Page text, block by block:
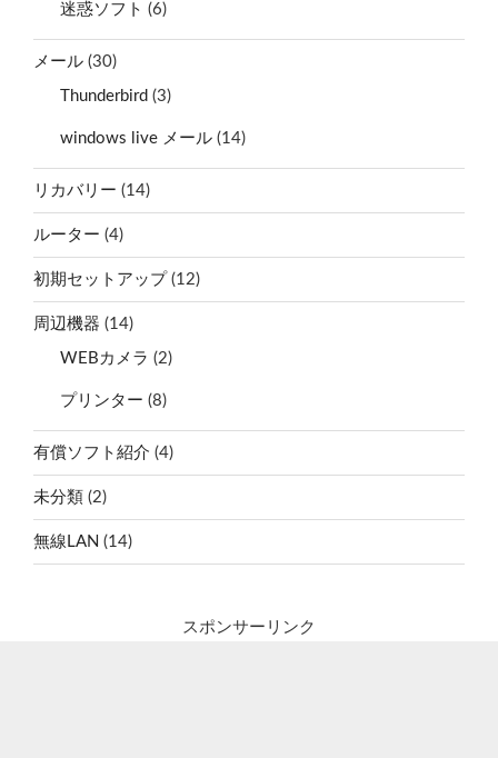
迷惑ソフト (6)
メール (30)
Thunderbird (3)
windows live メール (14)
リカバリー (14)
ルーター (4)
初期セットアップ (12)
周辺機器 (14)
WEBカメラ (2)
プリンター (8)
有償ソフト紹介 (4)
未分類 (2)
無線LAN (14)
スポンサーリンク